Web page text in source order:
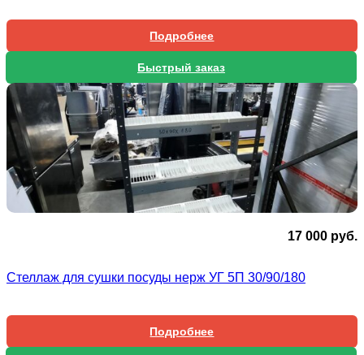
Подробнее
Быстрый заказ
17 000 руб.
Стеллаж для сушки посуды нерж УГ 5П 30/90/180
Подробнее